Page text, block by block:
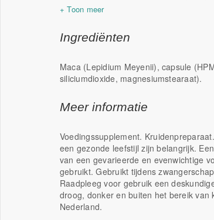
voedingssupplementen.
Adaptogeen: Een adaptogeen is een
of kruiden, die het lichaam ondersteunt
Voordelen
Helpt de vitaliteit te verhogen.*
Voor positieve energie.*
Draagt bij aan het behoud van
vrouwen.*
Met Fittergy Supplements kies je
van jouw leefstijl.
WE SPARK YOUR ENERGY!
Ingrediënten
Maca (Lepidium Meyenii), capsule
siliciumdioxide, magnesiumstearaat).
Meer informatie
Voedingssupplement.
een gezonde leefstijl zijn belangrijk.
van een gevarieerde en evenwichtige
gebruikt. Gebruikt tijdens
Raadpleeg voor gebruik een
droog, donker en buiten het bereik
Nederland.